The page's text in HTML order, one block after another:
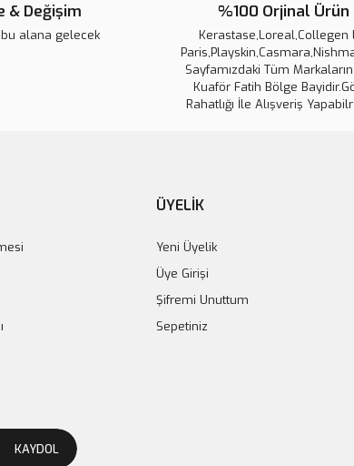
Makinesi 1400
& Değişim
alana gelecek
%100 Orjinal Ürün
Kerastase,Loreal,Collegen
Sayfamızdaki Tüm
Kuaför Fatih Bölge
Rahatlığı İle Alışveriş
ÜYELİK
Yeni Üyelik
Üye Girişi
Şifremi Unuttum
Sepetiniz
KAYDOL